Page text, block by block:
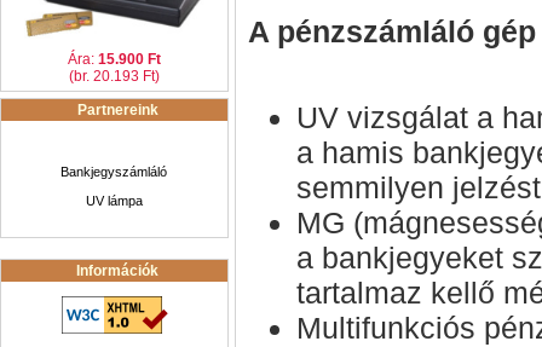
Ára: 15.900 Ft
(br. 20.193 Ft)
Partnereink
Bankjegyszámláló
UV lámpa
Információk
A pénzszámláló
UV vizsgálat a
a hamis
semmilyen jelzést
MG
a bankjegyeket
tartalmaz kellő
Multifunkciós